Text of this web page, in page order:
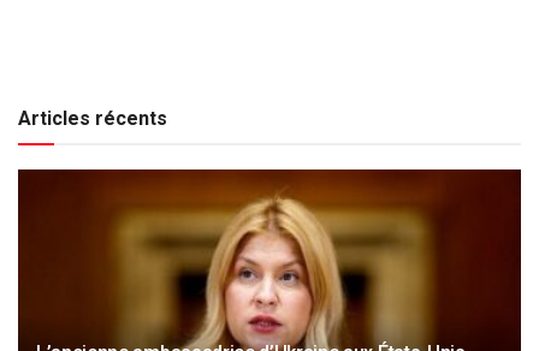
Articles récents